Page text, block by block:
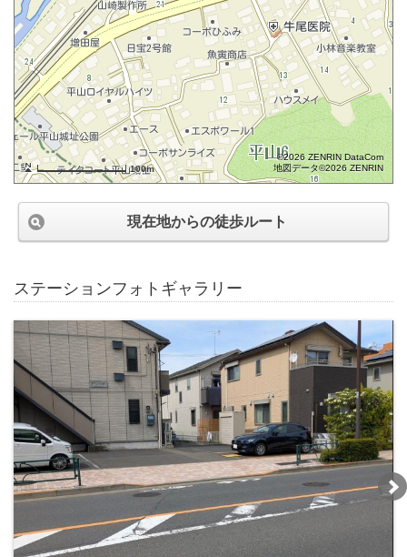
100m
©2026 ZENRIN DataCom
地図データ©2026 ZENRIN
現在地からの徒歩ルート
ステーションフォトギャラリー